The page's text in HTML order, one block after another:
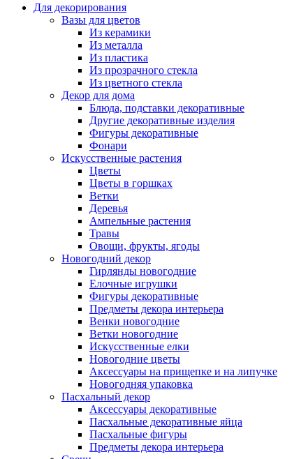
Для декорирования
Вазы для цветов
Из керамики
Из металла
Из пластика
Из прозрачного стекла
Из цветного стекла
Декор для дома
Блюда, подставки декоративные
Другие декоративные изделия
Фигуры декоративные
Фонари
Искусственные растения
Цветы
Цветы в горшках
Ветки
Деревья
Ампельные растения
Травы
Овощи, фрукты, ягоды
Новогодний декор
Гирлянды новогодние
Елочные игрушки
Фигуры декоративные
Предметы декора интерьера
Венки новогодние
Ветки новогодние
Искусственные елки
Новогодние цветы
Аксессуары на прищепке и на липучке
Новогодняя упаковка
Пасхальный декор
Аксессуары декоративные
Пасхальные декоративные яйца
Пасхальные фигуры
Предметы декора интерьера